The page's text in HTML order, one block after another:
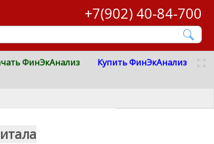
+7(902) 40-84-700
ФинЭкАнализ Купить ФинЭкАнализ